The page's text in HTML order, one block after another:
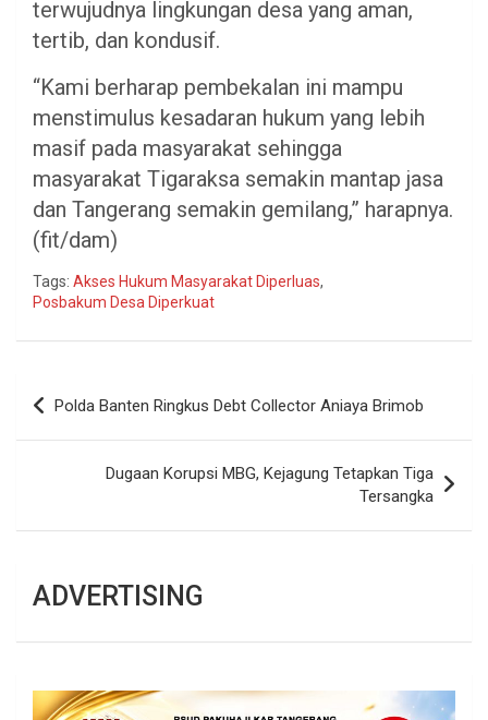
terwujudnya lingkungan desa yang aman,
tertib, dan kondusif.
“Kami berharap pembekalan ini mampu
menstimulus kesadaran hukum yang lebih
masif pada masyarakat sehingga
masyarakat Tigaraksa semakin mantap jasa
dan Tangerang semakin gemilang,” harapnya.
(fit/dam)
Tags: Akses Hukum Masyarakat Diperluas,
Posbakum Desa Diperkuat
Navigasi
pos
Polda Banten Ringkus Debt Collector Aniaya Brimob
Dugaan Korupsi MBG, Kejagung Tetapkan Tiga
Tersangka
ADVERTISING